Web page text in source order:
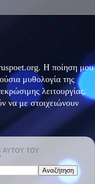
Η ποίηση μου
μυθολογία της
λειτουργίας.
να με στοιχειώνουν
ΑΥΤΟΎ ΤΟΥ